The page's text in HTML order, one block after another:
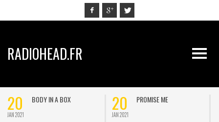
RADIOHEAD.FR
20
JAN 2021
BODY IN A BOX 20
JAN 2021
PROMISE ME